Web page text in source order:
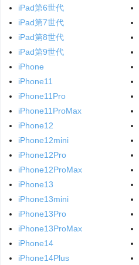
iPad第6世代
iPad第7世代
iPad第8世代
iPad第9世代
iPhone
iPhone11
iPhone11Pro
iPhone11ProMax
iPhone12
iPhone12mini
iPhone12Pro
iPhone12ProMax
iPhone13
iPhone13mini
iPhone13Pro
iPhone13ProMax
iPhone14
iPhone14Plus